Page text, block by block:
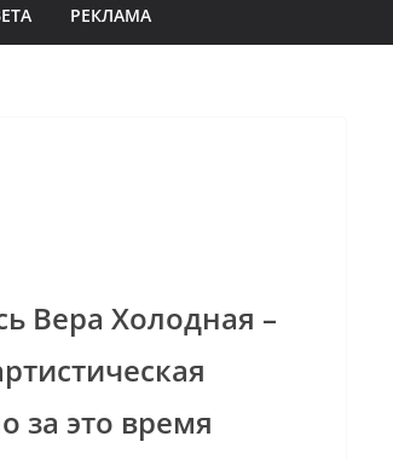
РЕКЛАМА
Вера Холодная –
за это время